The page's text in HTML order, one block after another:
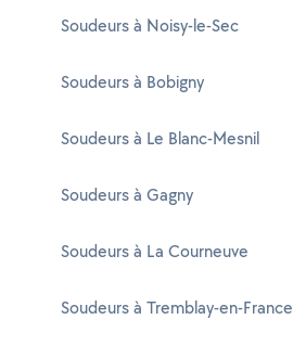
Soudeurs à Noisy-le-Sec
Soudeurs à Bobigny
Soudeurs à Le Blanc-Mesnil
Soudeurs à Gagny
Soudeurs à La Courneuve
Soudeurs à Tremblay-en-France